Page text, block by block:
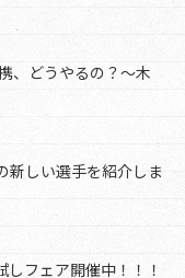
、どうやるの？～木
新しい選手を紹介しま
フェア開催中！！！